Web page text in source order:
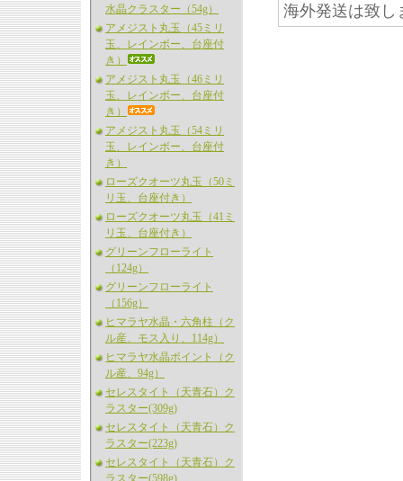
水晶クラスター（54g）
アメジスト丸玉（45ミリ
玉、レインボー、台座付
き）
アメジスト丸玉（46ミリ
玉、レインボー、台座付
き）
アメジスト丸玉（54ミリ
玉、レインボー、台座付
き）
ローズクオーツ丸玉（50ミ
リ玉、台座付き）
ローズクオーツ丸玉（41ミ
リ玉、台座付き）
グリーンフローライト
（124g）
グリーンフローライト
（156g）
ヒマラヤ水晶・六角柱（ク
ル産、モス入り、114g）
ヒマラヤ水晶ポイント（ク
ル産、94g）
セレスタイト（天青石）ク
ラスター(309g)
セレスタイト（天青石）ク
ラスター(223g)
セレスタイト（天青石）ク
ラスター(598g)
海外発送は致し